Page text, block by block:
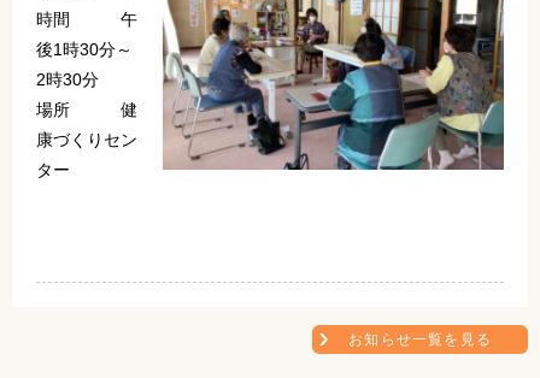
時間 午
後1時30分～
2時30分
場所 健
康づくりセン
ター
お知らせ一覧を見る